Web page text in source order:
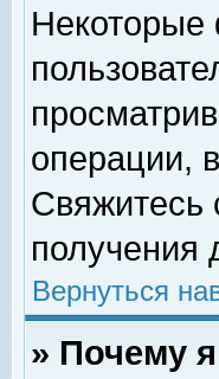
Некоторые
операции,
Свяжитесь
получения
Вернуться
» Почему